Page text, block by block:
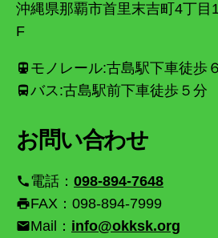
沖縄県那覇市首里末吉町4丁目
F
directions_transit モノレール:古島駅下車徒歩
directions_busバス:古島駅前下車徒歩５分
お問い合わせ
call電話： 098-894-7648
printFAX：098-894-7999
emailMail： info@okksk.org